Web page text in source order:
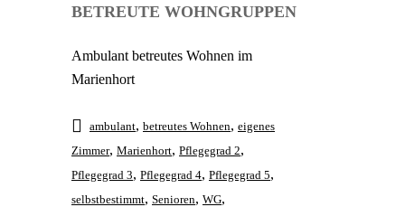
BETREUTE WOHNGRUPPEN
Ambulant betreutes Wohnen im
Marienhort
ambulant, betreutes Wohnen, eigenes
Zimmer, Marienhort, Pflegegrad 2,
Pflegegrad 3, Pflegegrad 4, Pflegegrad 5,
selbstbestimmt, Senioren, WG,